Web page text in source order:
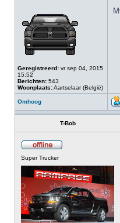
Geregistreerd: vr sep 04, 2015
15:52
Berichten: 543
Woonplaats:Aartselaar (België)
Omhoog
T-Bob
Super Trucker